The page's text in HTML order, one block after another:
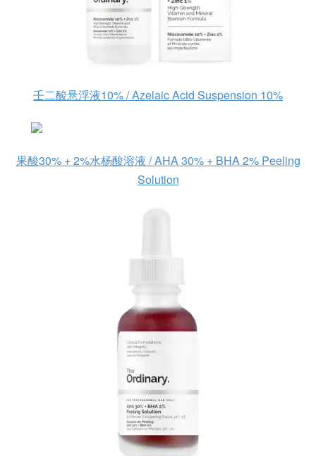
壬二酸悬浮液10% / Azelaic Acid Suspension 10%
果酸30% + 2%水杨酸溶液 / AHA 30% + BHA 2% Peeling
Solution